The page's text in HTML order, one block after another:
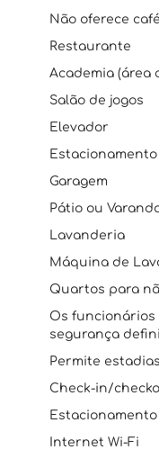
Não oferece
Restaurante
Academia (área
Salão de jogos
Elevador
Garagem
Pátio ou
Lavanderia
Máquina de
Quartos para
Os funcionários
segurança
Permite
Check-in/
Estacionamento
Internet Wi-Fi